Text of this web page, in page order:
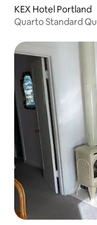
KEX Hotel Portland
Quarto Standard